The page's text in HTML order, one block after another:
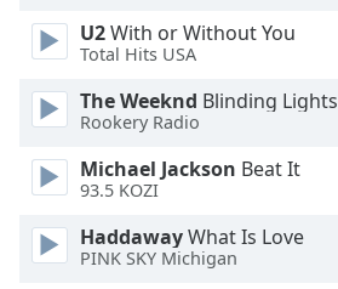
Caption
Area
Color
Opacity
Font
Size
U2With or Without You
Total Hits USA
The Weeknd Blinding Lights
Rookery Radio
Michael Jackson Beat It
93.5 KOZI
HaddawayWhat Is Love
PINK SKY Michigan